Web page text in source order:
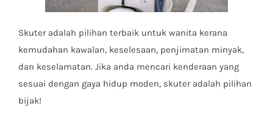
Skuter adalah pilihan terbaik untuk wanita kerana
kemudahan kawalan, keselesaan, penjimatan minyak,
dan keselamatan. Jika anda mencari kenderaan yang
sesuai dengan gaya hidup moden, skuter adalah pilihan
bijak!